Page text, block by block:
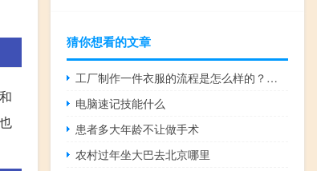
猜你想看的文章
工厂制作一件衣服的流程是怎么样的？如何设计爆款衣服？
电脑速记技能什么
患者多大年龄不让做手术
农村过年坐大巴去北京哪里